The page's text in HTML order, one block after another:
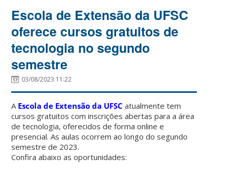
Escola de Extensão da UFSC
oferece cursos gratuitos de
tecnologia no segundo
semestre
03/08/2023 11:22
A Escola de Extensão da UFSC atualmente tem
cursos gratuitos com inscrições abertas para a área
de tecnologia, oferecidos de forma online e
presencial. As aulas ocorrem ao longo do segundo
semestre de 2023.
Confira abaixo as oportunidades: